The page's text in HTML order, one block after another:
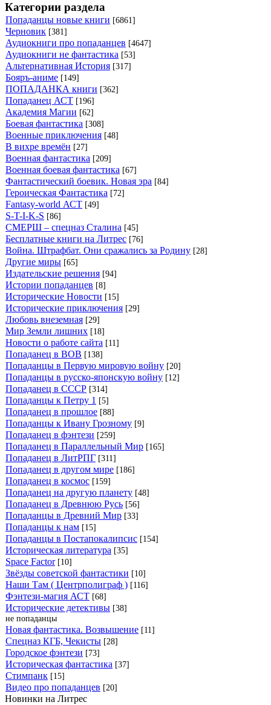
Категории раздела
Попаданцы новые книги [6861]
Черновик [381]
Аудиокниги про попаданцев [4647]
Аудиокниги не фантастика [53]
Альтернативная История [317]
Бояръ-аниме [149]
ПОПАДАНКА книги [362]
Попаданец АСТ [196]
Академия Магии [62]
Боевая фантастика [308]
Военные приключения [48]
В вихре времён [27]
Военная фантастика [209]
Военная боевая фантастика [67]
Фантастический боевик. Новая эра [84]
Героическая Фантастика [72]
Fantasy-world АСТ [49]
S-T-I-K-S [86]
СМЕРШ – спецназ Сталина [45]
Бесплатные книги на Литрес [76]
Война. Штрафбат. Они сражались за Родину [28]
Другие миры [65]
Издательские решения [94]
Истории попаданцев [8]
Исторические Новости [15]
Исторические приключения [29]
Любовь внеземная [29]
Мир Земли лишних [18]
Новости о работе сайта [11]
Попаданец в ВОВ [138]
Попаданцы в Первую мировую войну [20]
Попаданцы в русско-японскую войну [12]
Попаданец в СССР [314]
Попаданцы к Петру 1 [5]
Попаданец в прошлое [88]
Попаданцы к Ивану Грозному [9]
Попаданец в фэнтези [259]
Попаданец в Параллельный Мир [165]
Попаданец в ЛитРПГ [311]
Попаданец в другом мире [186]
Попаданец в космос [159]
Попаданец на другую планету [48]
Попаданец в Древнюю Русь [56]
Попаданцы в Древний Мир [33]
Попаданцы к нам [15]
Попаданцы в Постапокалипсис [154]
Историческая литература [35]
Space Factor [10]
Звёзды советской фантастики [10]
Наши Там ( Центрполиграф ) [116]
Фэнтези-магия АСТ [68]
Исторические детективы [38]
не попаданцы
Новая фантастика. Возвышение [11]
Спецназ КГБ, Чекисты [28]
Городское фэнтези [73]
Историческая фантастика [37]
Стимпанк [15]
Видео про попаданцев [20]
Новинки на Литрес